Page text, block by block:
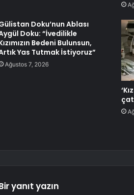
Doku’nun Ablası
Doku: “İvedilikle
Bedeni Bulunsun,
Yas Tutmak İstiyoruz”
Ağustos 7, 2026
yanıt yazın